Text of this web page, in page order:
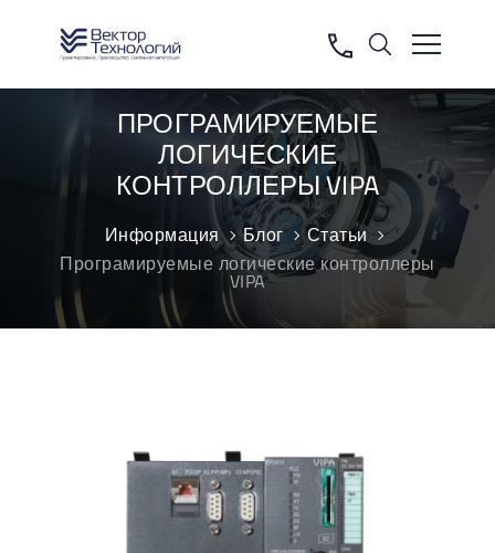
ПРОГРАМИРУЕМЫЕ
ЛОГИЧЕСКИЕ
КОНТРОЛЛЕРЫ VIPA
Информация Блог
Статьи
Програмируемые логические контроллеры
VIPA